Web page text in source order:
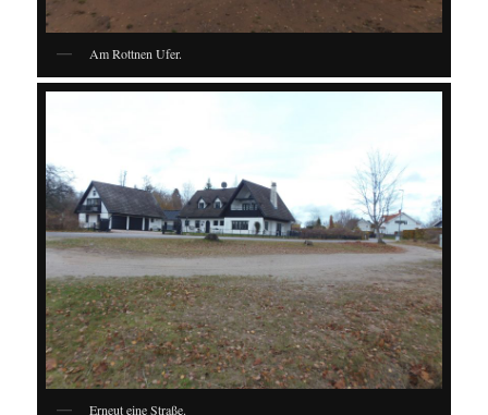
Am Rottnen Ufer.
Erneut eine Straße.